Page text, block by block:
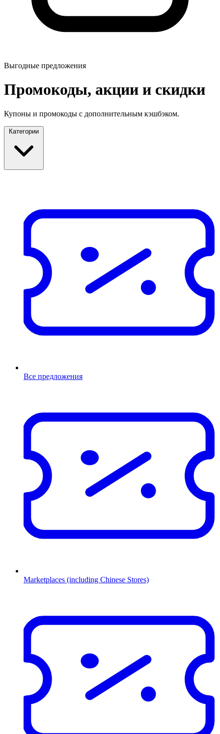
Выгодные предложения
Промокоды, акции и скидки
Купоны и промокоды с дополнительным кэшбэком.
Категории
Все предложения
Marketplaces (including Chinese Stores)